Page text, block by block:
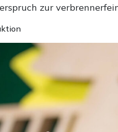
zur